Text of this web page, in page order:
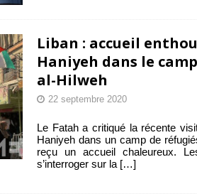
Liban : accueil
Haniyeh dans le
al-Hilweh
22 septembre 2020
Le Fatah a critiqué la récente
Haniyeh dans un camp de
reçu un accueil chaleureux.
s’interroger sur la […]